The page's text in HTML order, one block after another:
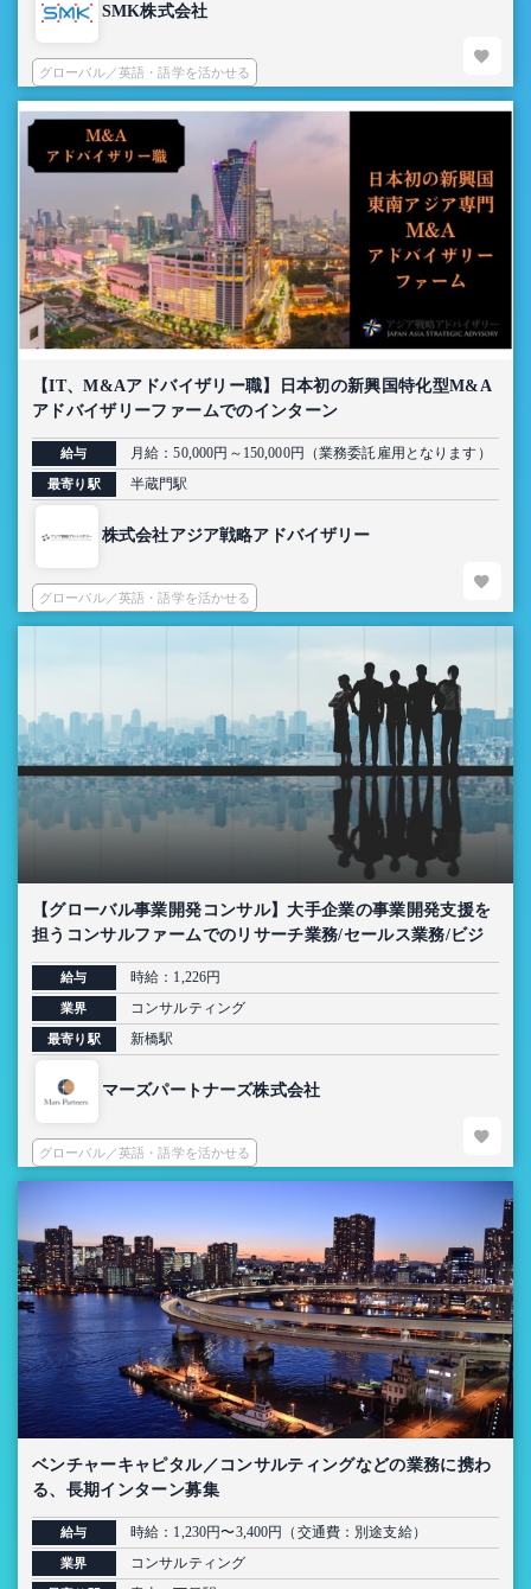
SMK株式会社
グローバル／英語・語学を活かせる
【IT、M&Aアドバイザリー職】日本初の新興国特化型M&A
アドバイザリーファームでのインターン
給与 月給：50,000円～150,000円（業務委託雇用となります）
最寄り駅 半蔵門駅
株式会社アジア戦略アドバイザリー
グローバル／英語・語学を活かせる
【グローバル事業開発コンサル】大手企業の事業開発支援を
担うコンサルファームでのリサーチ業務/セールス業務/ビジ
ネスディベロップメントインターン
給与 時給：1,226円
業界 コンサルティング
最寄り駅 新橋駅
マーズパートナーズ株式会社
グローバル／英語・語学を活かせる
ベンチャーキャピタル／コンサルティングなどの業務に携わ
る、長期インターン募集
給与 時給：1,230円〜3,400円（交通費：別途支給）
業界 コンサルティング